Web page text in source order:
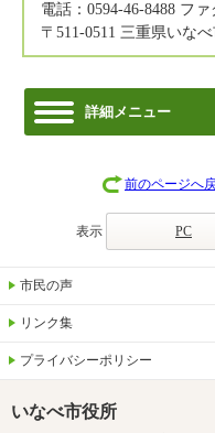
電話：0594-46-8488 フ
〒511-0511 三重県いな
詳細メニュー
前のページへ
表示 PC
市民の声
リンク集
プライバシーポリシー
いなべ市役所